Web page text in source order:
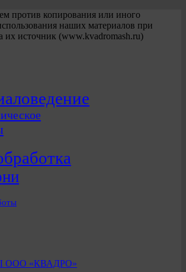
против копирования или иного
наших материалов при
их источник (www.kvadromash.ru)
ООО «КВАДРО»